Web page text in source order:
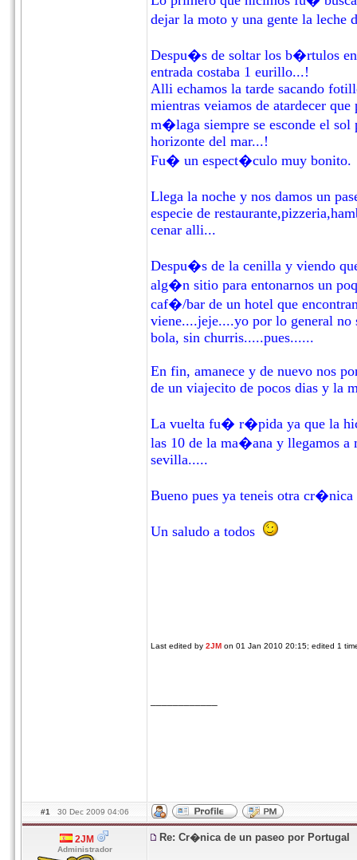
dejar la moto y una gente la
Despu�s de soltar los b�rtulos en
entrada costaba 1 eurillo...!
Alli echamos la tarde sacando
mientras veiamos de atardecer
m�laga siempre se esconde el
horizonte del mar...!
Fu� un espect�culo muy bonito.
Llega la noche y nos damos un
especie de
cenar alli...
Despu�s de la cenilla y viendo
alg�n sitio para entonarnos un
caf�/bar de un hotel que
viene....jeje....yo por lo general no
bola, sin churris.....pues......
En fin, amanece y de nuevo nos
de un viajecito de pocos dias y la
La vuelta fu� r�pida ya que la
las 10 de la ma�ana y llegamos a
sevilla.....
Bueno pues ya teneis otra cr�nica
Un saludo a todos
Last edited by 2JM on 01 Jan 2010 20:15; edited 1
#1 30 Dec 2009 04:06
2JM
Administrador
Re: Cr�nica de un paseo por Portugal